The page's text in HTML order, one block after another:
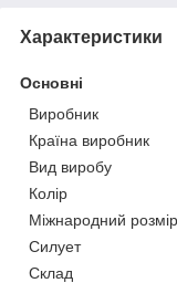
Характеристики
Основні
Виробник
Країна виробник
Вид виробу
Колір
Міжнародний розмір
Силует
Склад